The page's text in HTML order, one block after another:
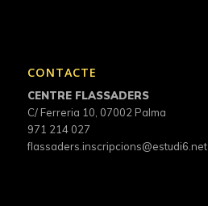
CONTACTE
CENTRE FLASSADERS
C/ Ferreria 10, 07002 Palma
971 214 027
flassaders.inscripcions@estudi6.net